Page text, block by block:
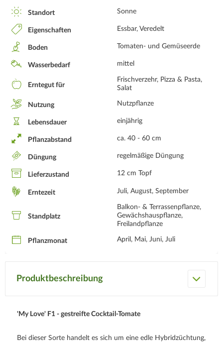
Standort Sonne
Eigenschaften Essbar, Veredelt
Boden Tomaten- und Gemüseerde
Wasserbedarf mittel
Erntegut für
Frischverzehr, Pizza & Pasta,
Salat
Nutzung Nutzpflanze
Lebensdauer einjährig
Pflanzabstand ca. 40 - 60 cm
Düngung regelmäßige Düngung
Lieferzustand 12 cm Topf
Erntezeit Juli, August, September
Standplatz
Balkon- & Terrassenpflanze,
Gewächshauspflanze,
Freilandpflanze
Pflanzmonat April, Mai, Juni, Juli
Produktbeschreibung
'My Love' F1 - gestreifte Cocktail-Tomate
Bei dieser Sorte handelt es sich um eine edle Hybridzüchtung,